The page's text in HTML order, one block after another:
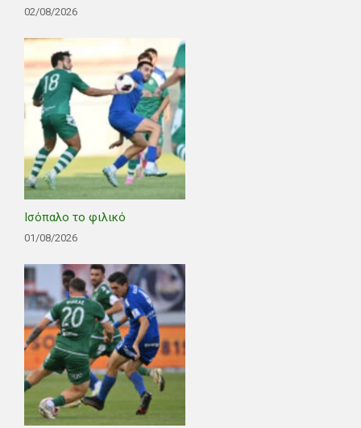
02/08/2026
Ισόπαλο το φιλικό
01/08/2026